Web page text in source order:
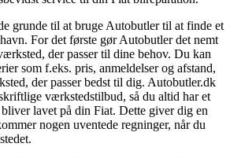
grunde til at bruge Autobutler til at finde et
For det første gør Autobutler det nemt
der passer til dine behov. Du kan
som f.eks. pris, anmeldelser og afstand,
der passer bedst til dig. Autobutler.dk
værkstedstilbud, så du altid har et
lavet på din Fiat. Dette giver dig en
nogen uventede regninger, når du